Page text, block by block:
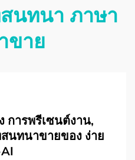
นทนา ภาษา
ขาย
การพรีเซนต์งาน,
นทนาขายของ ง่าย